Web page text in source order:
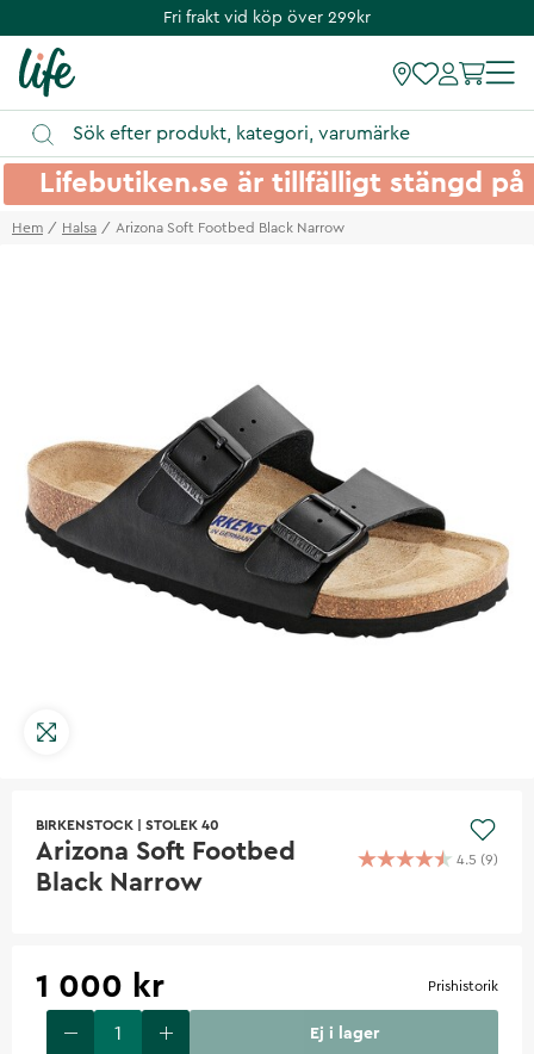
Fri frakt vid köp över 299kr
Lifebutiken.se är tillfälligt stängd
Hem Halsa Arizona Soft Footbed Black Narrow
BIRKENSTOCK STOLEK 40
Arizona Soft Footbed
Black Narrow
4.5 (9)
1 000 kr Prishistorik
Ej i lager